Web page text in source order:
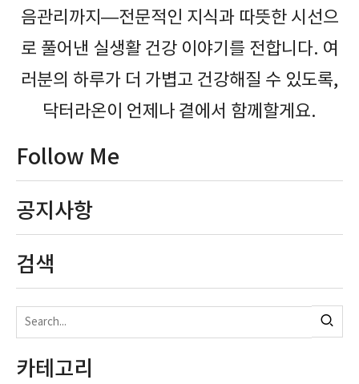
음관리까지—전문적인 지식과 따뜻한 시선으
로 풀어낸 실생활 건강 이야기를 전합니다. 여
러분의 하루가 더 가볍고 건강해질 수 있도록,
닥터라온이 언제나 곁에서 함께할게요.
Follow Me
공지사항
검색
카테고리